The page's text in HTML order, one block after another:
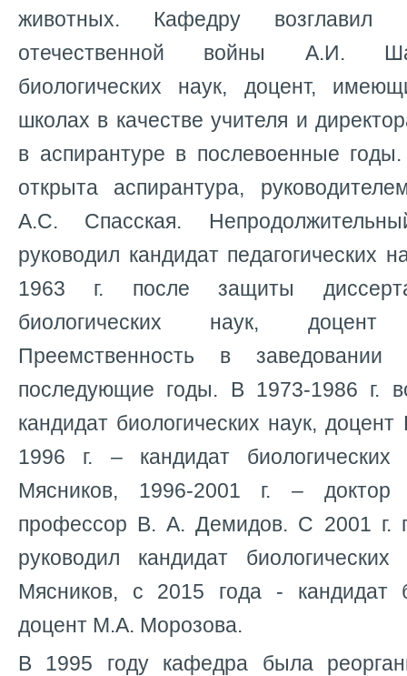
животных. Кафедру возглавил
отечественной войны А.И.
биологических наук, доцент,
школах в качестве учителя и
в аспирантуре в послевоенные
открыта аспирантура,
А.С. Спасская.
руководил кандидат педагогических
1963 г. после защиты
биологических наук,
Преемственность в
последующие годы. В 1973-1986 г.
кандидат биологических наук,
1996 г. – кандидат
Мясников, 1996-2001 г. – доктор
профессор В. А. Демидов. С 2001 г.
руководил кандидат
Мясников, с 2015 года - кандидат
доцент М.А. Морозова.
В 1995 году кафедра была